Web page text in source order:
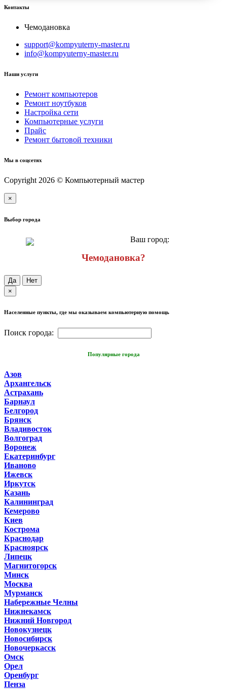
Контакты
Чемодановка
support@kompyuterny-master.ru
info@kompyuterny-master.ru
Наши услуги
Ремонт компьютеров
Ремонт ноутбуков
Настройка сети
Компьютерные услуги
Прайс
Ремонт бытовой техники
Мы в соцсетях
Copyright 2026 © Компьютерный мастер
×
Выбор города
Ваш город:
Чемодановка?
Да
Нет
×
Населенные пункты, где мы оказываем компьютерную помощь
Поиск города:
Популярные города
Азов
Архангельск
Астрахань
Барнаул
Белгород
Брянск
Владивосток
Волгоград
Воронеж
Екатеринбург
Иваново
Ижевск
Иркутск
Казань
Калининград
Кемерово
Киев
Кострома
Краснодар
Красноярск
Липецк
Магнитогорск
Минск
Москва
Мурманск
Набережные Челны
Нижнекамск
Нижний Новгород
Новокузнецк
Новосибирск
Новочеркасск
Омск
Орел
Оренбург
Пенза